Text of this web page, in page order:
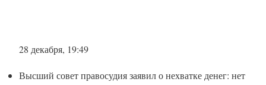
28 декабря, 19:49
Высший совет правосудия заявил о нехватке денег: нет